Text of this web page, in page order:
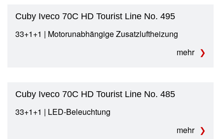
Cuby Iveco 70C HD Tourist Line No. 495
33+1+1 | Motorunabhängige Zusatzluftheizung
mehr
Cuby Iveco 70C HD Tourist Line No. 485
33+1+1 | LED-Beleuchtung
mehr